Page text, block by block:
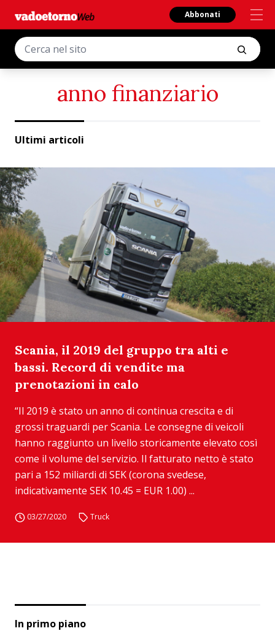
Abbonati
anno finanziario
Ultimi articoli
Scania, il 2019 del gruppo tra alti e
bassi. Record di vendite ma
prenotazioni in calo
“Il 2019 è stato un anno di continua crescita e di
grossi traguardi per Scania. Le consegne di veicoli
hanno raggiunto un livello storicamente elevato così
come il volume del servizio. Il fatturato netto è stato
pari a 152 miliardi di SEK (corona svedese,
indicativamente SEK 10.45 = EUR 1.00) ...
03/27/2020 Truck
In primo piano